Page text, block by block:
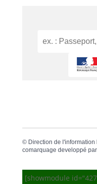
© Direction de
comarquage developpé par
[showmodule